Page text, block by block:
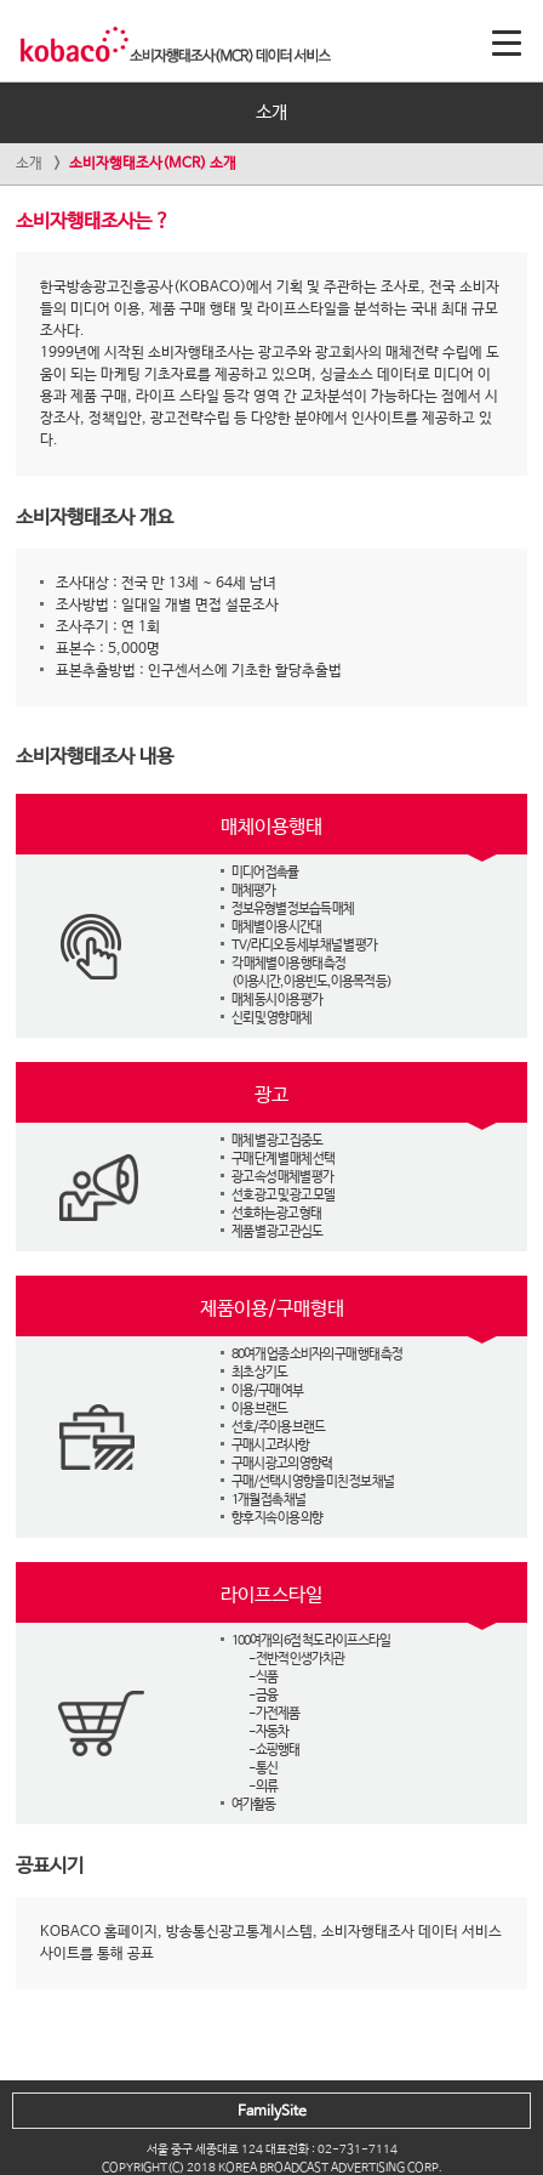
소개
소개 소비자행태조사(MCR) 소개
소비자행태조사는 ?
한국방송광고진흥공사(KOBACO)에서 기획 및 주관하는 조사로, 전국 소비자
들의 미디어 이용, 제품 구매 행태 및 라이프스타일을 분석하는 국내 최대 규모
조사다.
1999년에 시작된 소비자행태조사는 광고주와 광고회사의 매체전략 수립에 도
움이 되는 마케팅 기초자료를 제공하고 있으며, 싱글소스 데이터로 미디어 이
용과 제품 구매, 라이프 스타일 등각 영역 간 교차분석이 가능하다는 점에서 시
장조사, 정책입안, 광고전략수립 등 다양한 분야에서 인사이트를 제공하고 있
다.
소비자행태조사 개요
조사대상 : 전국 만 13세 ~ 64세 남녀
조사방법 : 일대일 개별 면접 설문조사
조사주기 : 연 1회
표본수 : 5,000명
표본추출방법 : 인구센서스에 기초한 할당추출법
소비자행태조사 내용
매체이용행태
미디어 접촉률
매체평가
정보유형별 정보습득 매체
매체별 이용 시간대
TV/라디오 등 세부 채널 별 평가
각 매체별 이용 행태 측정
(이용시간, 이용빈도, 이용목적 등)
매체 동시 이용 평가
신뢰 및 영향 매체
광고
매체 별 광고 집중도
구매 단계 별 매체 선택
광고 속성 매체별 평가
선호 광고 및 광고 모델
선호하는 광고 형태
제품 별 광고 관심도
제품이용/구매형태
80여개 업종 소비자의 구매 행태 측정
최초 상기도
이용/구매 여부
이용 브랜드
선호/주이용 브랜드
구매시 고려사항
구매시 광고의 영향력
구매/선택시 영향을 미친 정보 채널
1개월 접촉 채널
향후 지속 이용 의향
라이프스타일
100여개의 6점 척도 라이프스타일
- 전반적 인생가치관
- 식품
- 금융
- 가전제품
- 자동차
- 쇼핑행태
- 통신
- 의류
여가활동
공표시기
KOBACO 홈페이지, 방송통신광고통계시스템, 소비자행태조사 데이터 서비스
사이트를 통해 공표
서울 중구 세종대로 124 대표전화 : 02-731-7114
COPYRIGHT(C) 2018 KOREA BROADCAST ADVERTISING CORP.
FamilySite